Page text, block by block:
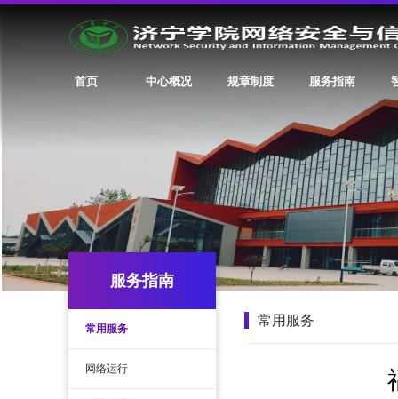
首页 中心概况 规章制度 服务指南
服务指南
常用服务
网络运行
常用服务